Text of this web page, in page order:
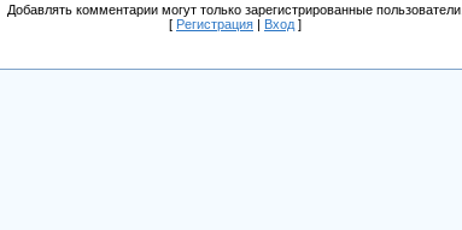
Добавлять комментарии могут только зарегистрированные пользователи.
[ Регистрация | Вход ]